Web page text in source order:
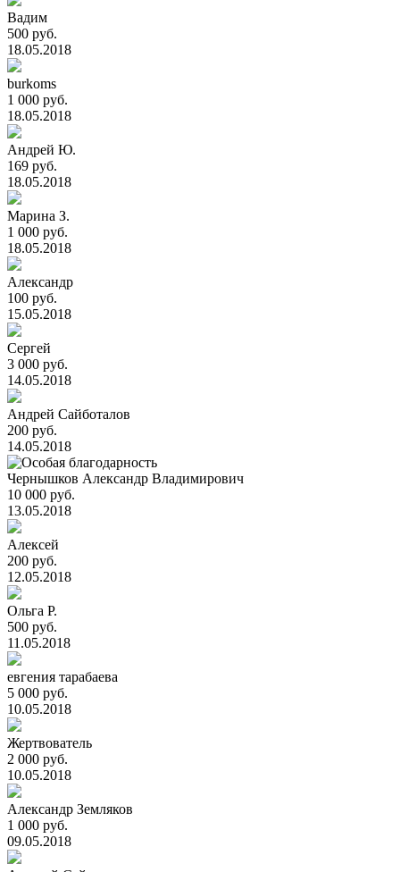
Вадим
500 руб.
18.05.2018
burkoms
1 000 руб.
18.05.2018
Андрей Ю.
169 руб.
18.05.2018
Марина З.
1 000 руб.
18.05.2018
Александр
100 руб.
15.05.2018
Сергей
3 000 руб.
14.05.2018
Андрей Сайботалов
200 руб.
14.05.2018
Чернышков Александр Владимирович
10 000 руб.
13.05.2018
Алексей
200 руб.
12.05.2018
Ольга Р.
500 руб.
11.05.2018
евгения тарабаева
5 000 руб.
10.05.2018
Жертвователь
2 000 руб.
10.05.2018
Александр Земляков
1 000 руб.
09.05.2018